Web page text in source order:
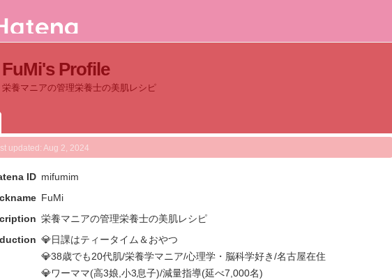
FuMi's Profile
栄養マニアの管理栄養士の美肌レシピ
updated: Aug 2, 2024
ID mifumim
FuMi
栄養マニアの管理栄養士の美肌レシピ
💎日課はティータイム＆おやつ
💎38歳でも20代肌/栄養学マニア/心理学・脳科学好き/名古屋在住
💎ワーママ(高3娘,小3息子)/減量指導(延べ7,000名)